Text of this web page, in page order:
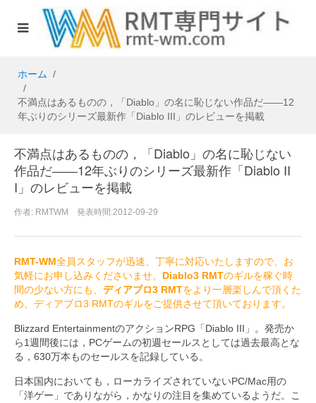
ホーム
不満点はあるものの，「Diablo」の名に恥じない作品だ――12
年ぶりのシリーズ最新作「Diablo III」のレビューを掲載
不満点はあるものの，「Diablo」の名に恥じない
作品だ――12年ぶりのシリーズ最新作「Diablo II
I」のレビューを掲載
作者: RMTWM 発表時間:2012-09-29
RMT-WM全員スタッフが迅速、丁寧に対応いたしますので、お
気軽にお申し込みくださいませ。 Diablo3 RMTのギルを稼ぐ時
間の少ない方にも、 ディアブロ3 RMTをより一層楽しんで頂くた
め、ディアブロ3 RMTのギルをご提供させて頂いております。
Blizzard EntertainmentのアクションRPG「Diablo III」。発売か
ら1週間後には，PCゲームの初週セールスとしては過去最高とな
る，630万本ものセールスを記録している。
日本国内においても，ローカライズされていないPC/Mac用の
「洋ゲー」でありながら，かなりの注目を集めているようだ。こ